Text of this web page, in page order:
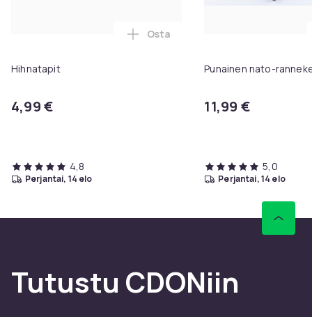
Hihnatapit
4,99 €
Lisää Hihnatapit ostoskoriin
Osta
4,8
perjantai, 14 elo
Punainen nato-
11,99 €
5,0
perjantai, 14 elo
Tutustu CDONiin